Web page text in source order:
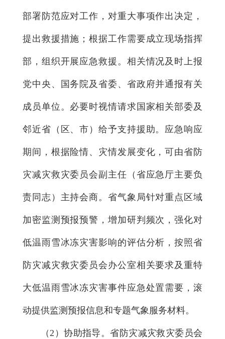
部署防范应对工作，对重大事项作出决定，
提出救援措施；根据工作需要成立现场指挥
部，组织开展应急救援。相关情况及时上报
党中央、国务院及省委、省政府并通报有关
成员单位。必要时视情请求国家相关部委及
邻近省（区、市）给予支持援助。应急响应
期间，根据险情、灾情发展变化，可由省防
灾减灾救灾委员会副主任（省应急厅主要负
责同志）主持会商。省气象局针对重点区域
加密监测预报预警，增加研判频次，强化对
低温雨雪冰冻灾害影响的评估分析，按照省
防灾减灾救灾委员会办公室相关要求及重特
大低温雨雪冰冻灾害事件应急处置需要，滚
动提供监测预报信息和专题气象服务材料。
（2）协助指导。省防灾减灾救灾委员会